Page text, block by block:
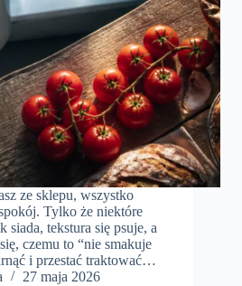
ze sklepu, wszystko
Tylko że niektóre
siada, tekstura się psuje, a
czemu to “nie smakuje
i przestać traktować…
27 maja 2026